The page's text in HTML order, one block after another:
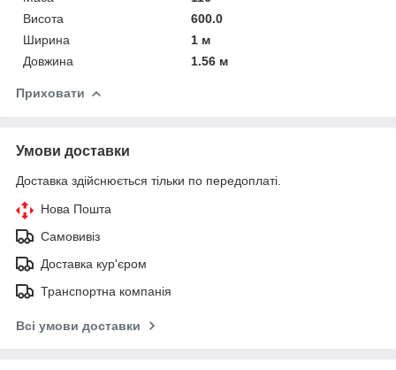
Висота
600.0
Ширина
1 м
Довжина
1.56 м
Приховати
Умови доставки
Доставка здійснюється тільки по передоплаті.
Нова Пошта
Самовивіз
Доставка кур'єром
Транспортна компанія
Всі умови доставки